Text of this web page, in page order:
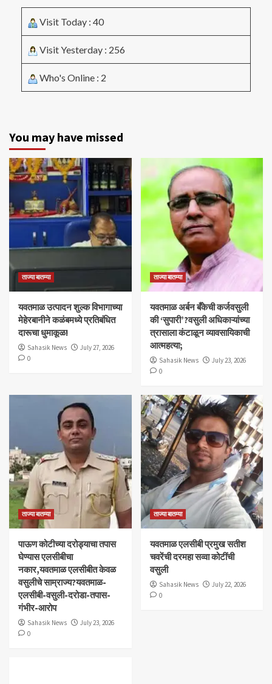
Visit Today : 40
Visit Yesterday : 256
Who's Online : 2
You may have missed
ताज्या बातम्या
यवतमाळ उत्पादन शुल्क विभागाच्या
मेहेरबानीने कळंबमध्ये प्रतिबंधित
दारूचा धुमाकूळ!
Sahasik News
July 27, 2026
0
ताज्या बातम्या
​यवतमाळ अर्बन बँकेची कर्जवसुली
की ‘सुपारी’?वसुली अधिकाऱ्यांच्या
त्रासाला कंटाळून व्यावसायिकाची
आत्महत्या;
Sahasik News
July 23, 2026
0
ताज्या बातम्या
पाऊण कोटीच्या दरोड्याचा तपास
घेण्यास एलसीबीचा
नकार,यवतमाळ एलसीबीत केवळ
वसुलीचे साम्राज्य?यवतमाळ-
एलसीबी-वसुली-दरोडा-तपास-
गंभीर-आरोप
Sahasik News
July 23, 2026
0
ताज्या बातम्या
यवतमाळ एलसीबी प्रमुख सतीश
चवरेंची दरमहा सव्वा कोटींची
वसुली
Sahasik News
July 22, 2026
0